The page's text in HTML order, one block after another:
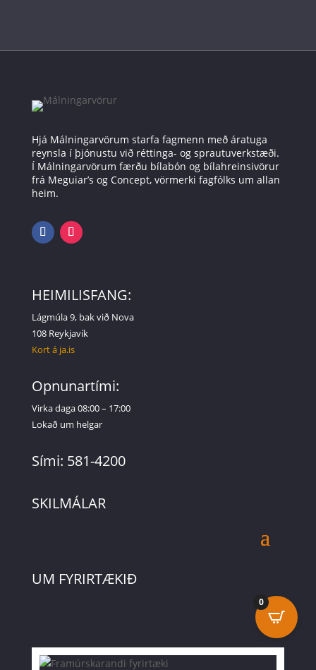
Hjá Málningarvörum starfa fagmenn með áratuga
reynsla í þjónustu við réttinga- og sprautuverkstæði.
Í Málningarvörum færðu bílabón og bílahreinsivörur
frá Meguiar’s og Concept, vörmerki fagfólks um allan
heim.
HEIMILISFANG:
Lágmúla 9, bak við Nova
108 Reykjavík
Kort á ja.is
Opnunartími:
Virka daga 08:00 – 17:00
Lokað um helgar
Sími: 581-4200
SKILMÁLAR
UM FYRIRTÆKIÐ
0